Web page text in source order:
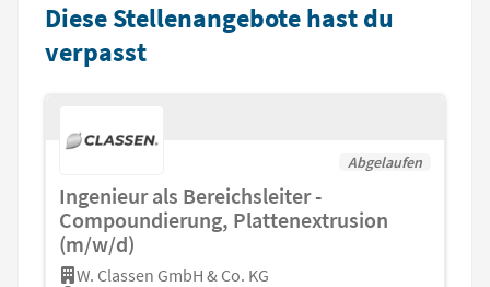
Diese Stellenangebote hast du
verpasst
Abgelaufen
Ingenieur als Bereichsleiter -
Compoundierung, Plattenextrusion
(m/w/d)
W. Classen GmbH & Co. KG